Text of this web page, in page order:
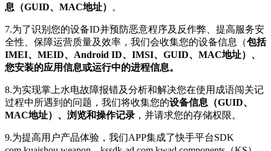
息（GUID、MAC地址）
。
7.为了识别您的设备ID并预防恶意程序及反作弊、提高服务安
全性、保障运营质量及效率，我们会收集您的设备信息（包括
IMEI、MEID、Android ID、IMSI、GUID、MAC地址）、
您安装的应用信息或运行中的进程信息。
8.为实现掌上水电故障报错及分析和解决您在使用成语闯关记
过程中所遇到的问题，我们将收集您的设备信息（GUID、
MAC地址）、浏览和操作记录 ，并请求您的存储权限。
9.为提高用户产品体验，我们APP集成了快手平台SDK